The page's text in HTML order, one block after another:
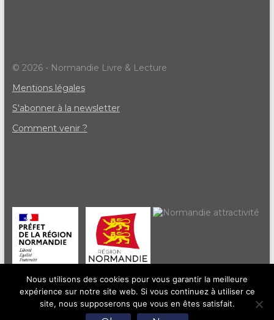
© 2026 - Normandie Livre & Lecture
Mentions légales
S'abonner à la newsletter
Comment venir ?
Nous utilisons des cookies pour vous garantir la meilleure
expérience sur notre site web. Si vous continuez à utiliser ce
site, nous supposerons que vous en êtes satisfait.